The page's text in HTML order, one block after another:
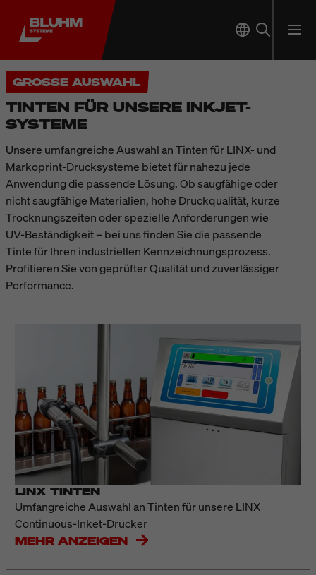
GROSSE AUSWAHL
TINTEN FÜR UNSERE INKJET-
SYSTEME
Unsere umfangreiche Auswahl an Tinten für LINX- und
Markoprint-Drucksysteme bietet für nahezu jede
Anwendung die passende Lösung. Ob saugfähige oder
nicht saugfähige Materialien, hohe Druckqualität, kurze
Trocknungszeiten oder spezielle Anforderungen wie
UV-Beständigkeit – bei uns finden Sie die passende
Tinte für Ihren industriellen Kennzeichnungsprozess.
Profitieren Sie von geprüfter Qualität und zuverlässiger
Performance.
LINX TINTEN
Umfangreiche Auswahl an Tinten für unsere LINX
Continuous-Inket-Drucker
MEHR ANZEIGEN